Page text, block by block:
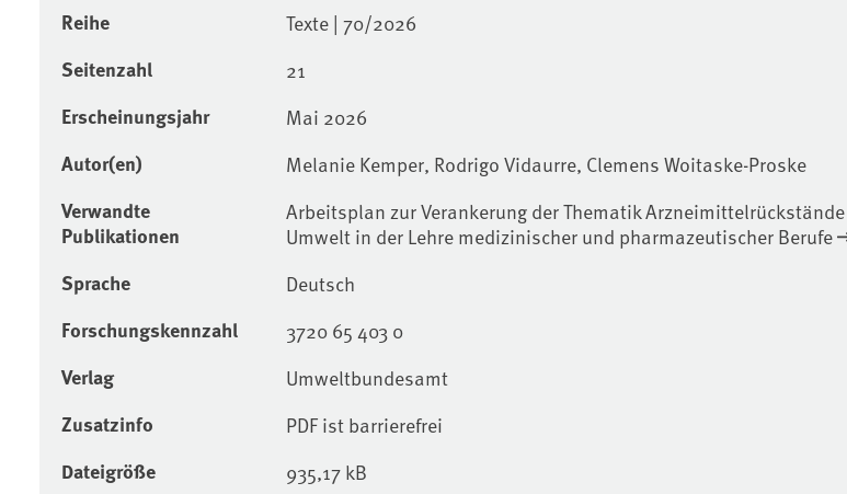
Reihe Texte | 70/2026
Seitenzahl 21
Erscheinungsjahr Mai 2026
Autor(en) Melanie Kemper, Rodrigo Vidaurre, Clemens Woitaske-Proske
Verwandte
Publikationen
Arbeitsplan zur Verankerung der Thematik
Umwelt in der Lehre medizinischer und pharmazeutischer Berufe
Sprache Deutsch
Forschungskennzahl 3720 65 403 0
Verlag Umweltbundesamt
Zusatzinfo PDF ist barrierefrei
Dateigröße 935,17 kB